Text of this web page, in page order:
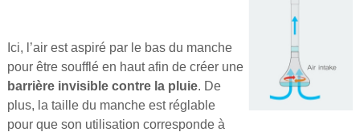
Ici, l’air est aspiré par le bas du manche
pour être soufflé en haut afin de créer une
barrière invisible contre la pluie. De
plus, la taille du manche est réglable
pour que son utilisation corresponde à